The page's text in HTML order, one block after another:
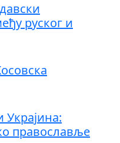
руског и
Украјина:
православље